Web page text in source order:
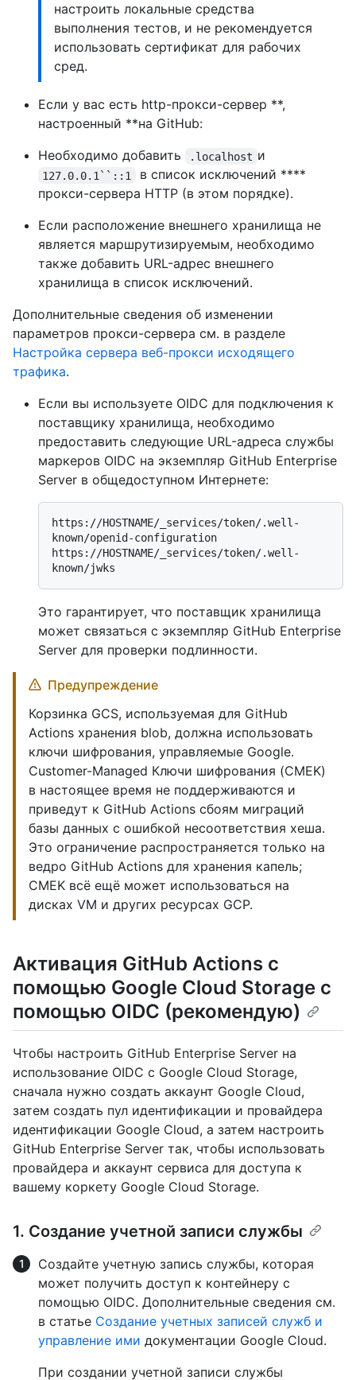
настроить локальные средства
выполнения тестов, и не рекомендуется
использовать сертификат для рабочих
сред.
Если у вас есть http-прокси-сервер **,
настроенный **на GitHub:
Необходимо добавить
.localhost и
127.0.0.1``::1
в список исключений ****
прокси-сервера HTTP (в этом порядке).
Если расположение внешнего хранилища не
является маршрутизируемым, необходимо
также добавить URL-адрес внешнего
хранилища в список исключений.
Дополнительные сведения об изменении
параметров прокси-сервера см. в разделе
Настройка сервера веб-прокси исходящего
трафика.
Если вы используете OIDC для подключения к
поставщику хранилища, необходимо
предоставить следующие URL-адреса службы
маркеров OIDC на экземпляр GitHub Enterprise
Server в общедоступном Интернете:
https://HOSTNAME/_services/token/.well-
known/openid-configuration
https://HOSTNAME/_services/token/.well-
Это гарантирует, что поставщик хранилища
может связаться с экземпляр GitHub Enterprise
Server для проверки подлинности.
Предупреждение
Корзинка GCS, используемая для GitHub
Actions хранения blob, должна использовать
ключи шифрования, управляемые Google.
Customer-Managed Ключи шифрования (CMEK)
в настоящее время не поддерживаются и
приведут к GitHub Actions сбоям миграций
базы данных с ошибкой несоответствия хеша.
Это ограничение распространяется только на
ведро GitHub Actions для хранения капель;
CMEK всё ещё может использоваться на
дисках VM и других ресурсах GCP.
Активация GitHub Actions с
помощью Google Cloud Storage с
помощью OIDC (рекомендую)
Чтобы настроить GitHub Enterprise Server на
использование OIDC с Google Cloud Storage,
сначала нужно создать аккаунт Google Cloud,
затем создать пул идентификации и провайдера
идентификации Google Cloud, а затем настроить
GitHub Enterprise Server так, чтобы использовать
провайдера и аккаунт сервиса для доступа к
вашему коркету Google Cloud Storage.
1. Создание учетной записи службы
Создайте учетную запись службы, которая
может получить доступ к контейнеру с
помощью OIDC. Дополнительные сведения см.
в статье Создание учетных записей служб и
управление ими документации Google Cloud.
При создании учетной записи службы